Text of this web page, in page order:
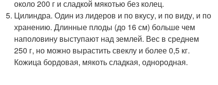
около 200 г и сладкой мякотью без колец.
Цилиндра. Один из лидеров и по вкусу, и по виду, и по
хранению. Длинные плоды (до 16 см) больше чем
наполовину выступают над землей. Вес в среднем
250 г, но можно вырастить свеклу и более 0,5 кг.
Кожица бордовая, мякоть сладкая, однородная.